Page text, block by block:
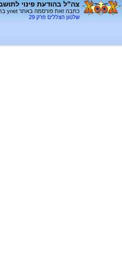
צה"ל בהודעת פינוי
כתבה זאת פורסמה באתר ynet בתאריך 28-6-25 בשעה 12:11,
שלטון הצללים פרק 29